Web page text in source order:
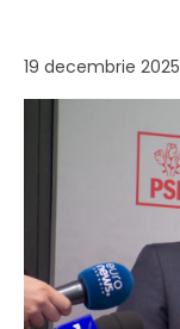
19 decembrie 2025